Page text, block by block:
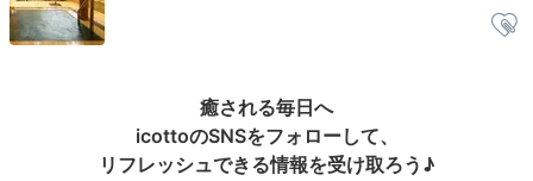
癒される毎日へ
icottoのSNSをフォローして、
リフレッシュできる情報を受け取ろう♪